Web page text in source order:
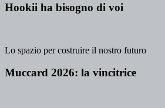
Hookii ha bisogno di voi
Lo spazio per costruire il nostro futuro
Muccard 2026: la vincitrice